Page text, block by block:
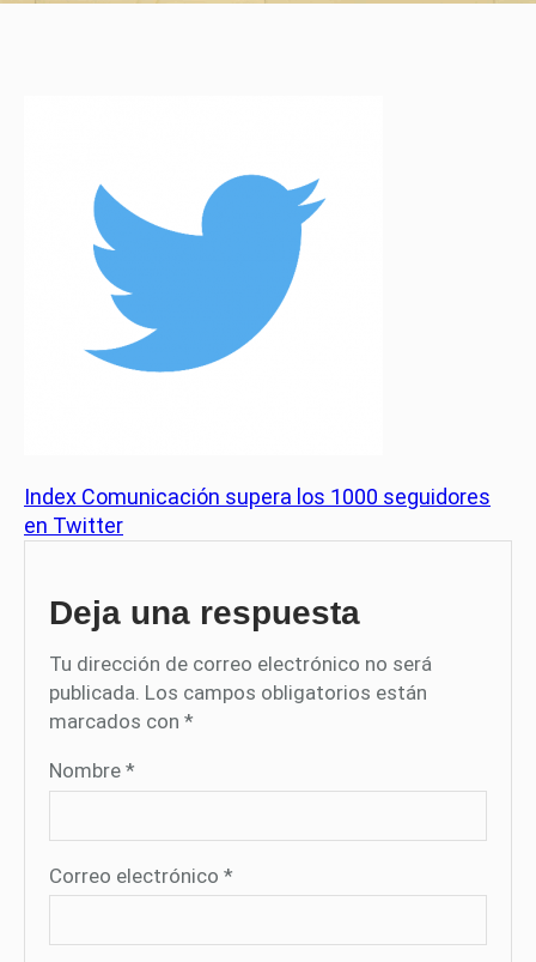
Index Comunicación supera los 1000 seguidores
en Twitter
Deja una respuesta
Tu dirección de correo electrónico no será
publicada. Los campos obligatorios están
marcados con *
Nombre *
Correo electrónico *